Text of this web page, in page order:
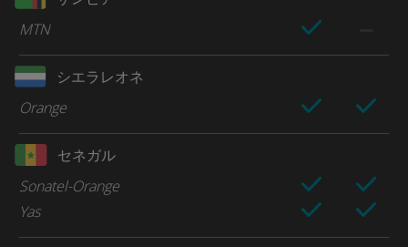
MTN
シエラレオネ
Orange
セネガル
Sonatel-Orange
Yas